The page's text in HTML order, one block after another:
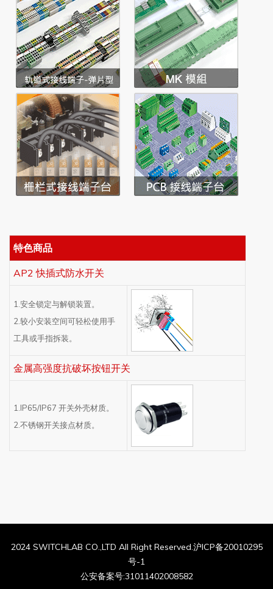
特色商品
AP2 快插式防水开关
1.安全锁定与解锁装置。
2.较小安装空间可轻松使用手
工具或手指拆装。
金属高强度抗破坏按钮开关
1.IP65/IP67 开关外壳材质。
2.不锈钢开关接点材质。
2024 SWITCHLAB CO.,LTD All Right Reserved.沪ICP备20010295
号-1
公安备案号:31011402008582